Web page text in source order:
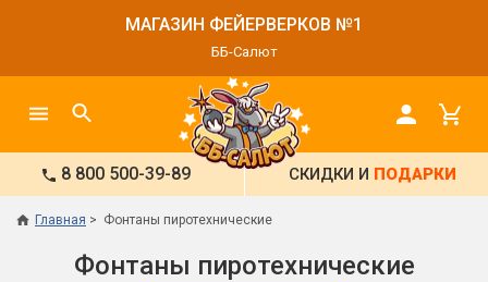
МАГАЗИН ФЕЙЕРВЕРКОВ №1
ББ-Салют
8 800 500-39-89 СКИДКИ И ПОДАРКИ
Главная Фонтаны пиротехнические
Фонтаны пиротехнические